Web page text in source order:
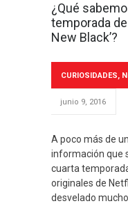
¿Qué
temporada de
New Black’?
CURIOSIDADES,
junio 9, 2016
A poco más de
información que
cuarta
originales de
desvelado